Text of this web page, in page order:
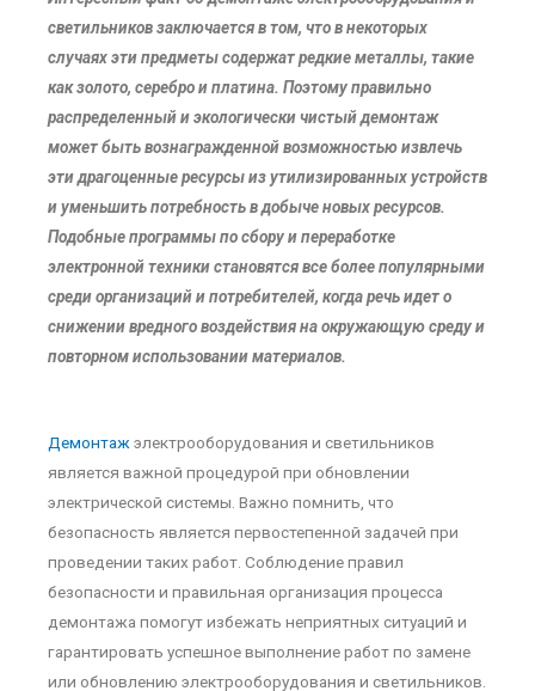
светильников заключается в том, что в некоторых
случаях эти предметы содержат редкие металлы, такие
как золото, серебро и платина. Поэтому правильно
распределенный и экологически чистый демонтаж
может быть вознагражденной возможностью извлечь
эти драгоценные ресурсы из утилизированных устройств
и уменьшить потребность в добыче новых ресурсов.
Подобные программы по сбору и переработке
электронной техники становятся все более популярными
среди организаций и потребителей, когда речь идет о
снижении вредного воздействия на окружающую среду и
повторном использовании материалов.
Демонтаж электрооборудования и светильников
является важной процедурой при обновлении
электрической системы. Важно помнить, что
безопасность является первостепенной задачей при
проведении таких работ. Соблюдение правил
безопасности и правильная организация процесса
демонтажа помогут избежать неприятных ситуаций и
гарантировать успешное выполнение работ по замене
или обновлению электрооборудования и светильников.